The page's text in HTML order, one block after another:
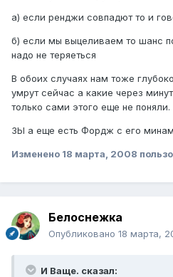
а) если ренджи совпадют то и
б) если мы выцеливаем то шанс
надо не теряеться
В обоих случаях нам тоже
умрут сейчас а какие через
только сами этого еще не поняли.
ЗЫ а еще есть Фордж с его
Изменено 18 марта, 2008
Белоснежка
Опубликовано 18 марта,
И Ваще. сказал: